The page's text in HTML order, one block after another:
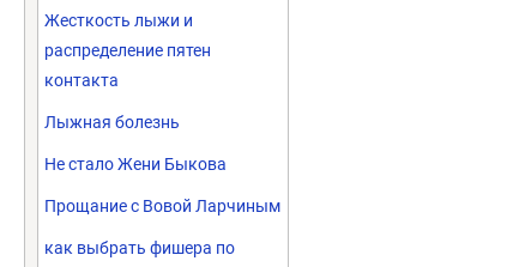
Жесткость лыжи и
распределение пятен
контакта
Лыжная болезнь
Не стало Жени Быкова
Прощание с Вовой Ларчиным
как выбрать фишера по